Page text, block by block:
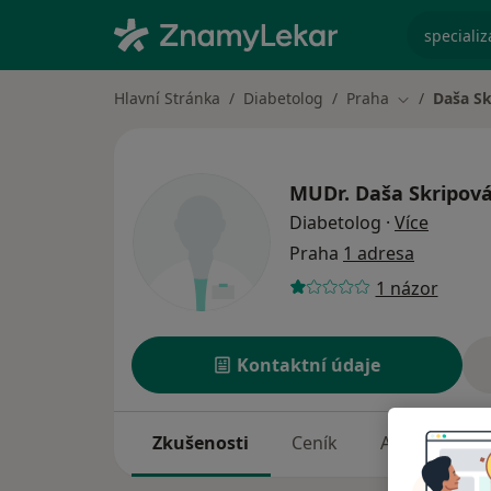
Hlavní Stránka Diabetolog Praha ZměnaDaša
MUDr. Daša Skripová
Diabetolog · Více
Praha 1 adresa
1 názor
Kontaktní údaje
Zkušenosti Ceník Adresy